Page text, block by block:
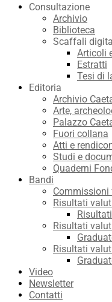
Consultazione
Archivio
Biblioteca
Scaffali
Articoli
Estratti
Tesi di
Editoria
Archivio
Arte,
Palazzo
Fuori collana
Atti e
Studi e
Quaderni
Bandi
Risultati
Risultati
Risultati
Video
Newsletter
Contatti